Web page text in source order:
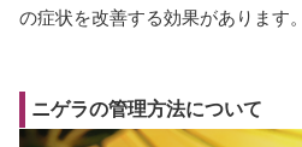
の症状を改善する効果があります。
ニゲラの管理方法について